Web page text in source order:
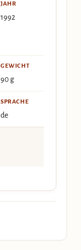
JAHR
1992
GEWICHT
90 g
SPRACHE
de